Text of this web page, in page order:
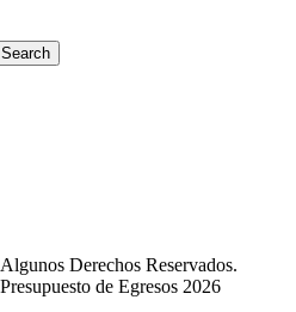
Derechos Reservados.
de Egresos 2026